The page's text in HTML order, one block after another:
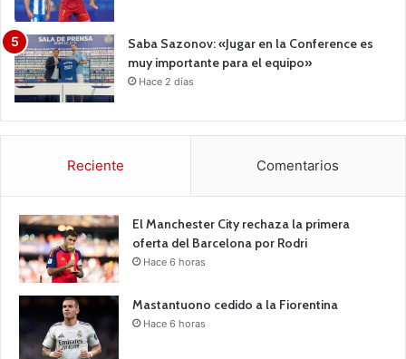
Saba Sazonov: «Jugar en la Conference es
muy importante para el equipo»
Hace 2 días
Reciente Comentarios
El Manchester City rechaza la primera
oferta del Barcelona por Rodri
Hace 6 horas
Mastantuono cedido a la Fiorentina
Hace 6 horas